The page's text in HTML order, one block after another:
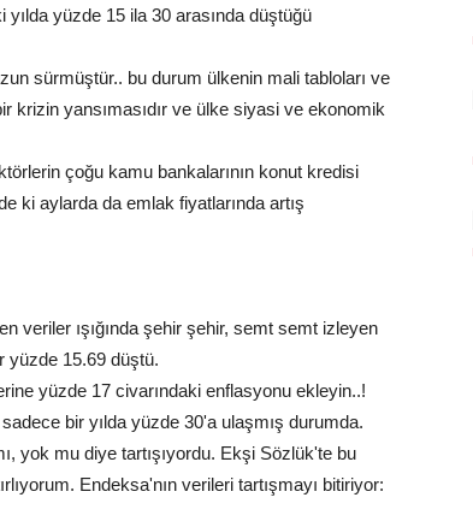
yılda yüzde 15 ila 30 arasında düştüğü
sürmüştür.. bu durum ülkenin mali tabloları ve
krizin yansımasıdır ve ülke siyasi ve ekonomik
çoğu kamu bankalarının konut kredisi
ki aylarda da emlak fiyatlarında artış
veriler ışığında şehir şehir, semt semt izleyen
yüzde 15.69 düştü.
yüzde 17 civarındaki enflasyonu ekleyin..!
bir yılda yüzde 30'a ulaşmış durumda.
yok mu diye tartışıyordu. Ekşi Sözlük'te bu
Endeksa'nın verileri tartışmayı bitiriyor: